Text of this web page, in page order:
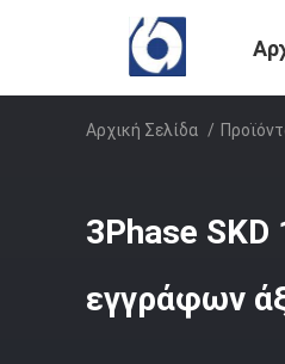
Αρχική Σελίδα /
3Phase
εγγράφων